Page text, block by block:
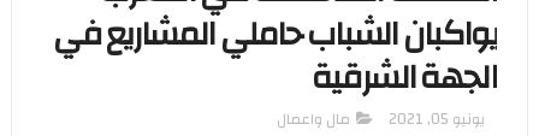
يواكبان الشباب حاملي المشاريع في
الجهة الشرقية
يونيو 05, 2021 مال واعمال